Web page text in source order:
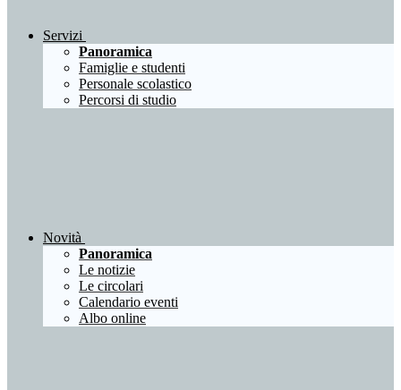
Servizi
Panoramica
Famiglie e studenti
Personale scolastico
Percorsi di studio
Novità
Panoramica
Le notizie
Le circolari
Calendario eventi
Albo online